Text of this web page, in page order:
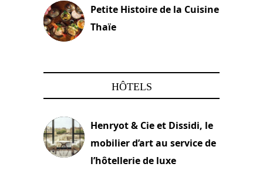
Petite Histoire de la Cuisine
Thaïe
HÔTELS
Henryot & Cie et Dissidi, le
mobilier d’art au service de
l’hôtellerie de luxe